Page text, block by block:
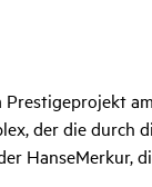
Prestigeprojekt
der die durch
HanseMerkur,